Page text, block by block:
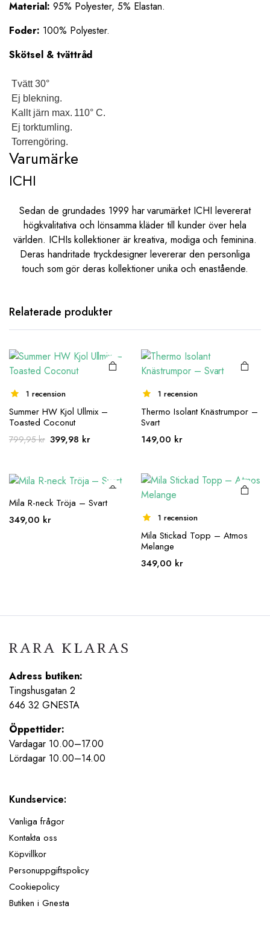
Material: 95% Polyester, 5% Elastan.
Foder: 100% Polyester.
Skötsel & tvättråd
Tvätt 30°
Ej blekning.
Kallt järn max. 110° C.
Ej torktumling.
Torrengöring.
Varumärke
ICHI
Sedan de grundades 1999 har varumärket ICHI levererat
högkvalitativa och lönsamma kläder till kunder över hela
världen. ICHIs kollektioner är kreativa, modiga och feminina.
Deras handritade tryckdesigner levererar den personliga
touch som gör deras kollektioner unika och enastående.
Relaterade produkter
Den här
varianter.
De olika
produktsidan
1 recension
Summer HW Kjol Ullmix –
Toasted Coconut
799,95kr Det
var:
399,98 krDet
är:
399,98 kr.
1 recension
Thermo Isolant Knästrumpor –
Svart
149,00 kr
Den här
varianter.
De olika
alternativen
Mila R-neck Tröja – Svart
349,00 kr
varianter.
De olika
produktsidan
1 recension
Mila Stickad Topp – Atmos
Melange
349,00 kr
Adress butiken:
Tingshusgatan 2
646 32 GNESTA
Öppettider:
Vardagar 10.00–17.00
Lördagar 10.00–14.00
Kundservice:
Vanliga frågor
Kontakta oss
Köpvillkor
Personuppgiftspolicy
Cookiepolicy
Butiken i Gnesta